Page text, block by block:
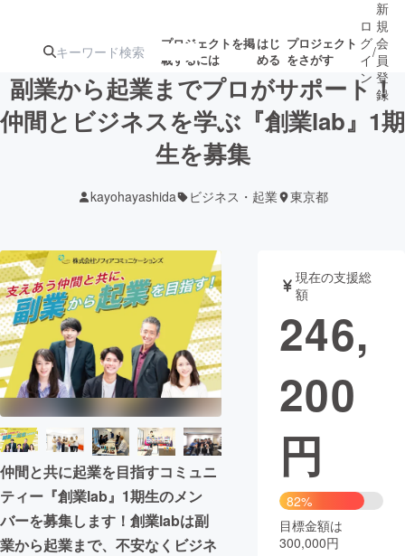
プロジェクトを掲
載するには
はじ
める
プロジェクト
をさがす
注目の新着プロ募集終了が近いプ
テクノロジー・ガジェット
映像・映画 書籍・雑誌
ビジネス・起業 チャレンジ
まちづくり・地域活性化
CAMPFIRE for Social Good
CAMPFIRE Creation
CAMPFIREふるさと納税
コミュニティ
ロ
グ
イ
ン
/
新
規
会
員
登
録
副業から起業までプロがサポート！
仲間とビジネスを学ぶ『創業lab』1期
生を募集
kayohayashida ビジネス・起業 東京都
仲間と共に起業を目指すコミュニ
ティー『創業lab』1期生のメン
バーを募集します！創業labは副
業から起業まで、不安なくビジネ
現在の支援総
額
246,
200
円
82%
目標金額は
300,000円